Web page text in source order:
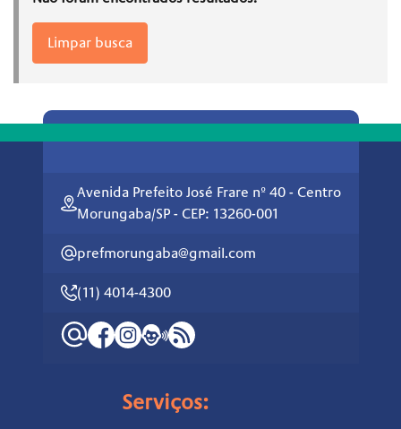
Limpar busca
Avenida Prefeito José Frare nº 40 - Centro
Morungaba/SP - CEP: 13260-001
prefmorungaba@gmail.com
(11) 4014-4300
Serviços: